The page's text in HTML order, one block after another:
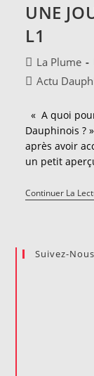
UNE
L1
Auteur/autrice
de
La Plume
PostActu
« A quoi
Dauphinois ?
après avoir
un petit
Continuer La
Suivez-